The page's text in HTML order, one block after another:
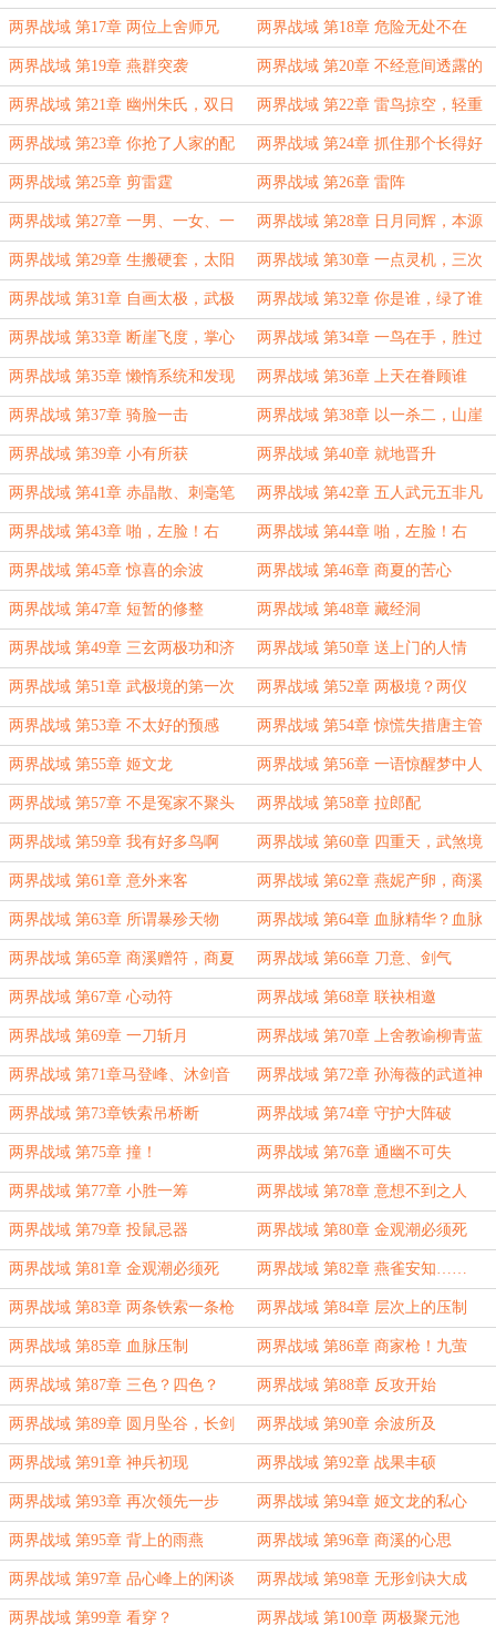
种形态 道
两界战域 第17章 两位上舍师兄 两界战域 第18章 危险无处不在
两界战域 第19章 燕群突袭 两界战域 第20章 不经意间透露的
消息
两界战域 第21章 幽州朱氏，双日
横空
两界战域 第22章 雷鸟掠空，轻重
虚实
两界战域 第23章 你抢了人家的配
偶
两界战域 第24章 抓住那个长得好
看的
两界战域 第25章 剪雷霆 两界战域 第26章 雷阵
两界战域 第27章 一男、一女、一
鸟
两界战域 第28章 日月同辉，本源
潮汐
两界战域 第29章 生搬硬套，太阳
太阴
两界战域 第30章 一点灵机，三次
领悟
两界战域 第31章 自画太极，武极
终成
两界战域 第32章 你是谁，绿了谁
两界战域 第33章 断崖飞度，掌心
雷浴
两界战域 第34章 一鸟在手，胜过
所有
两界战域 第35章 懒惰系统和发现
踪迹
两界战域 第36章 上天在眷顾谁
两界战域 第37章 骑脸一击 两界战域 第38章 以一杀二，山崖
崩落
两界战域 第39章 小有所获 两界战域 第40章 就地晋升
两界战域 第41章 赤晶散、刺毫笔
和符玉
两界战域 第42章 五人武元五非凡
两界战域 第43章 啪，左脸！右
脸，啪！
两界战域 第44章 啪，左脸！右
脸，啪！（续）
两界战域 第45章 惊喜的余波 两界战域 第46章 商夏的苦心
两界战域 第47章 短暂的修整 两界战域 第48章 藏经洞
两界战域 第49章 三玄两极功和济
剑经
两界战域 第50章 送上门的人情
两界战域 第51章 武极境的第一次
修炼
两界战域 第52章 两极境？两仪
境？
两界战域 第53章 不太好的预感 两界战域 第54章 惊慌失措唐主管
两界战域 第55章 姬文龙 两界战域 第56章 一语惊醒梦中人
两界战域 第57章 不是冤家不聚头 两界战域 第58章 拉郎配
两界战域 第59章 我有好多鸟啊 两界战域 第60章 四重天，武煞境
两界战域 第61章 意外来客 两界战域 第62章 燕妮产卵，商溪
尖叫
两界战域 第63章 所谓暴殄天物 两界战域 第64章 血脉精华？血脉
宝石！
两界战域 第65章 商溪赠符，商夏
赠刀
两界战域 第66章 刀意、剑气
两界战域 第67章 心动符 两界战域 第68章 联袂相邀
两界战域 第69章 一刀斩月 两界战域 第70章 上舍教谕柳青蓝
两界战域 第71章马登峰、沐剑音 两界战域 第72章 孙海薇的武道神
通
两界战域 第73章铁索吊桥断 两界战域 第74章 守护大阵破
两界战域 第75章 撞！ 两界战域 第76章 通幽不可失
两界战域 第77章 小胜一筹 两界战域 第78章 意想不到之人
两界战域 第79章 投鼠忌器 两界战域 第80章 金观潮必须死
两界战域 第81章 金观潮必须死
（续）
两界战域 第82章 燕雀安知……
两界战域 第83章 两条铁索一条枪 两界战域 第84章 层次上的压制
两界战域 第85章 血脉压制 两界战域 第86章 商家枪！九萤
槊！
两界战域 第87章 三色？四色？ 两界战域 第88章 反攻开始
两界战域 第89章 圆月坠谷，长剑
裂崖
两界战域 第90章 余波所及
两界战域 第91章 神兵初现 两界战域 第92章 战果丰硕
两界战域 第93章 再次领先一步 两界战域 第94章 姬文龙的私心
两界战域 第95章 背上的雨燕 两界战域 第96章 商溪的心思
两界战域 第97章 品心峰上的闲谈 两界战域 第98章 无形剑诀大成
两界战域 第99章 看穿？ 两界战域 第100章 两极聚元池